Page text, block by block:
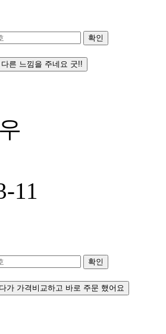
확인
른 느낌을 주네요 굿!!
11
확인
가 가격비교하고 바로 주문 했어요